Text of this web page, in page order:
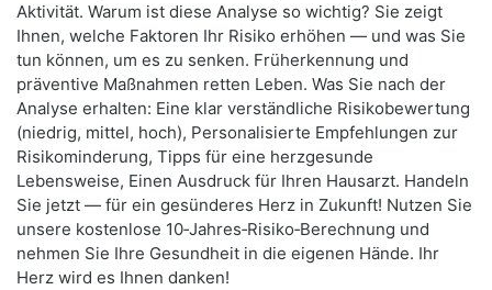
Aktivität. Warum ist diese Analyse so wichtig? Sie zeigt
Ihnen, welche Faktoren Ihr Risiko erhöhen — und was Sie
tun können, um es zu senken. Früherkennung und
präventive Maßnahmen retten Leben. Was Sie nach der
Analyse erhalten: Eine klar verständliche Risikobewertung
(niedrig, mittel, hoch), Personalisierte Empfehlungen zur
Risikominderung, Tipps für eine herzgesunde
Lebensweise, Einen Ausdruck für Ihren Hausarzt. Handeln
Sie jetzt — für ein gesünderes Herz in Zukunft! Nutzen Sie
unsere kostenlose 10‑Jahres‑Risiko‑Berechnung und
nehmen Sie Ihre Gesundheit in die eigenen Hände. Ihr
Herz wird es Ihnen danken!